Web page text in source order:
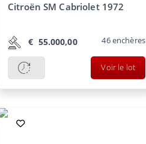
Citroën SM Cabriolet 1972
€ 55.000,00 46enchères
Voir le lot